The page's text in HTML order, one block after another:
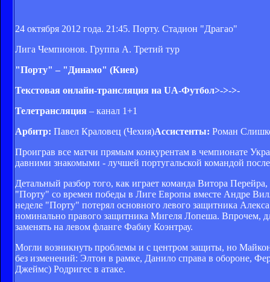
24 октября 2012 года. 21:45. Порту. Стадион "Драгао"
Лига Чемпионов. Группа А. Третий тур
"Порту" – "Динамо" (Киев)
Текстовая онлайн-трансляция на UA-Футбол>->->-
Телетрансляция – канал 1+1
Арбитр: Павел Краловец (Чехия)Ассистенты: Роман
Проиграв все матчи прямым конкурентам в чемпионате
давними знакомыми - лучшей португальской командой
Детальный разбор того, как играет команда Витора
"Порту" со времен победы в Лиге Европы вместе Андре
неделе "Порту" потерял основного левого защитника
номинально правого защитника Мигеля Лопеша. Впрочем,
заменять на левом фланге Фабиу Коэнтрау.
Могли возникнуть проблемы и с центром защиты, но
без изменений: Элтон в рамке, Данило справа в обороне,
Джеймс) Родригес в атаке.